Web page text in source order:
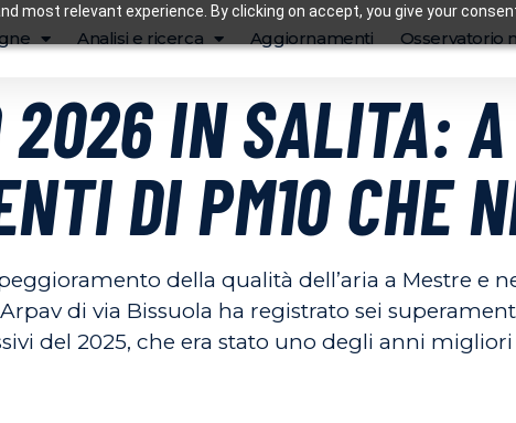
most relevant experience. By clicking on accept, you give your
Analisi e ricerca Aggiornamenti Osservatorio
2026 IN SALITA:
DI PM10 CHE
della qualità dell’aria a Mestre e
di via Bissuola ha registrato sei
del 2025, che era stato uno degli anni